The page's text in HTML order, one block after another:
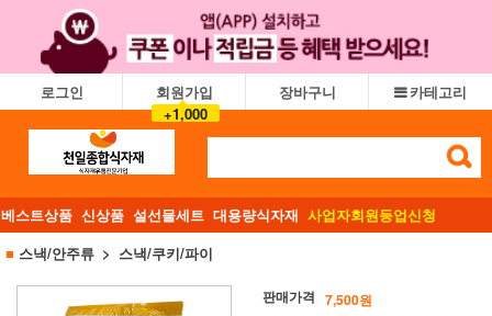
로그인
회원가입
+1,000
장바구니 카테고리
베스트상품 신상품 설선물세트 대용량식자재 사업자회원등업신청
■ 스낵/안주류 스낵/쿠키/파이
판매가격 7,500원